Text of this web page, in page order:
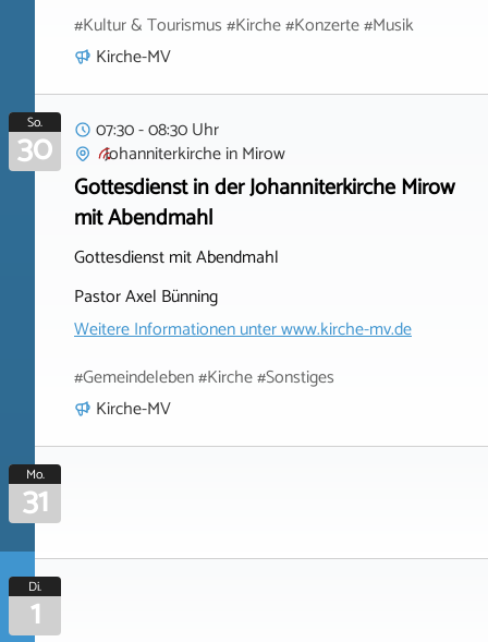
#Kultur & Tourismus #Kirche #Konzerte #Musik
Kirche-MV
So.
30
07:30 - 08:30 Uhr
JohanniterkircheinMirow
Gottesdienst in der Johanniterkirche Mirow
mit Abendmahl
Gottesdienst mit Abendmahl
Pastor Axel Bünning
Weitere Informationen unterwww.kirche-mv.de
#Gemeindeleben #Kirche #Sonstiges
Kirche-MV
Mo.
31
Di.
1